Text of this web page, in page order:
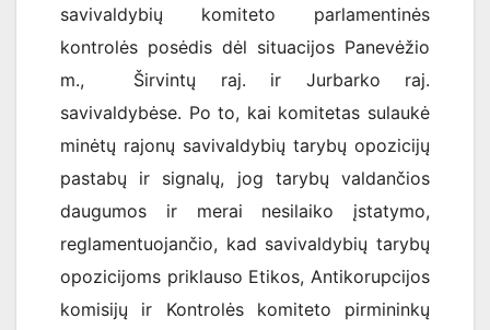
savivaldybių komiteto parlamentinės
kontrolės posėdis dėl situacijos Panevėžio
m., Širvintų raj. ir Jurbarko raj.
savivaldybėse. Po to, kai komitetas sulaukė
minėtų rajonų savivaldybių tarybų opozicijų
pastabų ir signalų, jog tarybų valdančios
daugumos ir merai nesilaiko įstatymo,
reglamentuojančio, kad savivaldybių tarybų
opozicijoms priklauso Etikos, Antikorupcijos
komisijų ir Kontrolės komiteto pirmininkų